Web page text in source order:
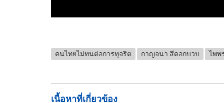
คนไทยไม่ทนต่อการทุจริต กาญจนา สีดอกบวบ ไพพ
เนื้อหาที่เกี่ยวข้อง